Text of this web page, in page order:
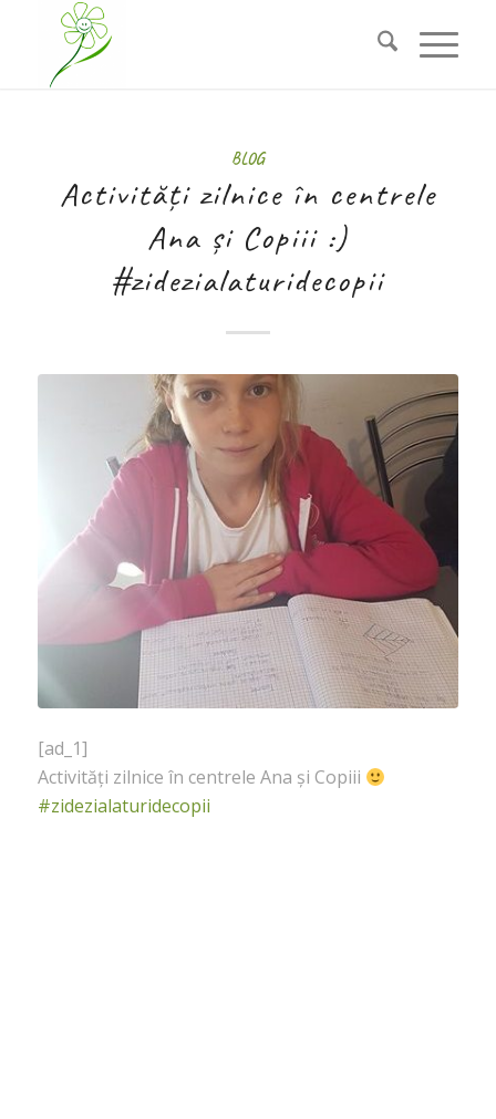
BLOG
Activități zilnice în centrele
Ana și Copiii :)
#zidezialaturidecopii
[ad_1]
Activități zilnice în centrele Ana și Copiii
#zidezialaturidecopii